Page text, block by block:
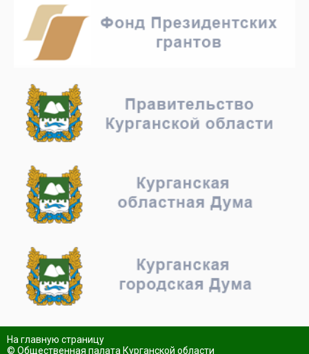
На главную страницу
© Общественная палата Курганской области